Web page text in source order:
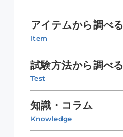
アイテムから調べる
Item
試験方法から調べる
Test
知識・コラム
Knowledge